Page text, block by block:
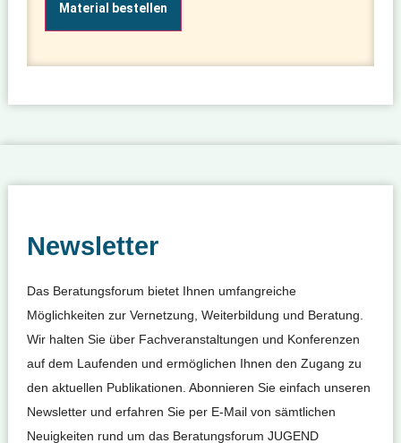
Material bestellen
Newsletter
Das Beratungsforum bietet Ihnen umfangreiche
Möglichkeiten zur Vernetzung, Weiterbildung und Beratung.
Wir halten Sie über Fachveranstaltungen und Konferenzen
auf dem Laufenden und ermöglichen Ihnen den Zugang zu
den aktuellen Publikationen. Abonnieren Sie einfach unseren
Newsletter und erfahren Sie per E-Mail von sämtlichen
Neuigkeiten rund um das Beratungsforum JUGEND